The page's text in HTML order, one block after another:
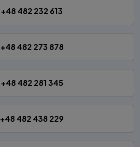
+48 482 232 613
+48 482 273 878
+48 482 281 345
+48 482 438 229